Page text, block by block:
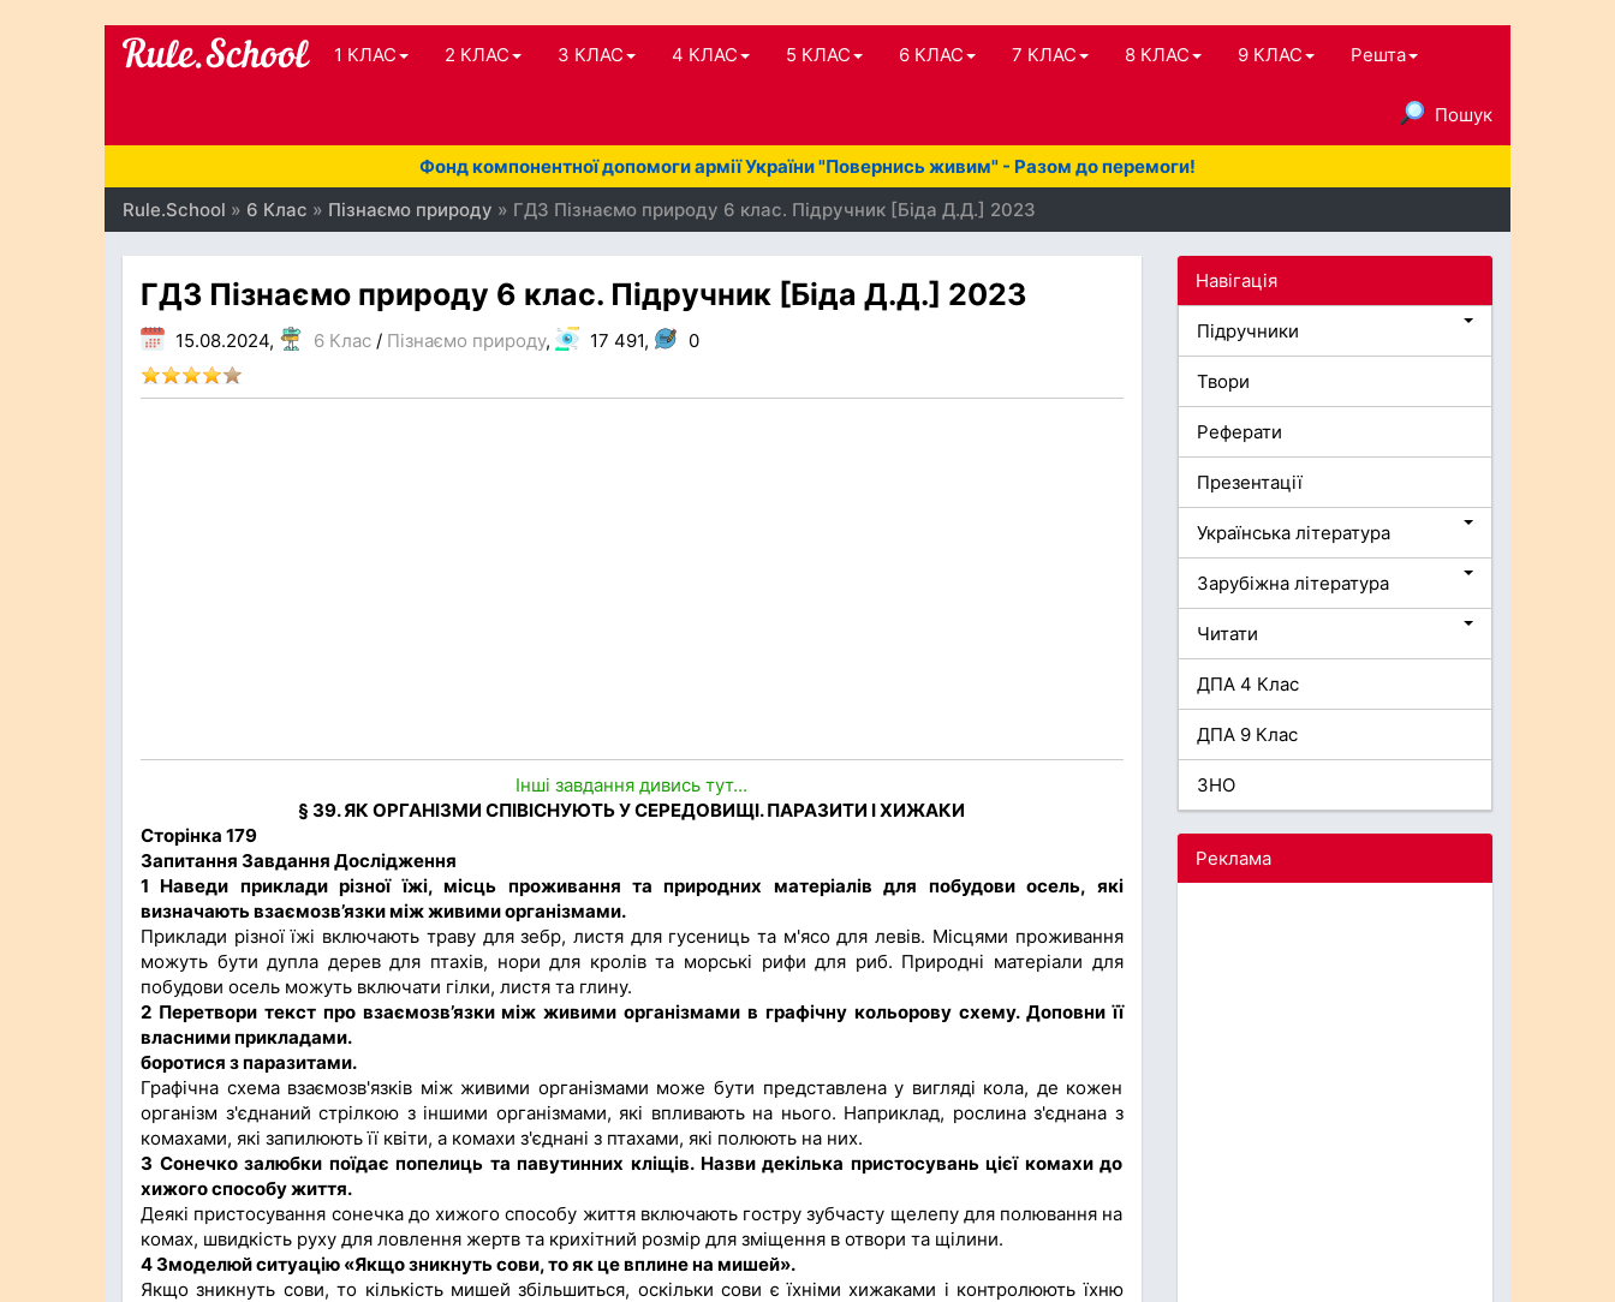
1 КЛАС 2 КЛАС 3 КЛАС 4 КЛАС 5 КЛАС 6 КЛАС 7 КЛАС 8 КЛАС 9 КЛАС Решта
Пошук
Фонд компонентної допомоги армії України "Повернись живим" - Разом до перемоги!
Rule.School » 6 Клас » Пізнаємо природу » ГДЗ Пізнаємо природу 6 клас. Підручник [Біда Д.Д.] 2023
ГДЗ Пізнаємо природу 6 клас. Підручник [Біда Д.Д.] 2023
15.08.2024, 6 Клас / Пізнаємо природу, 17 491, 0
Інші завдання дивись тут...
§ 39. ЯК ОРГАНІЗМИ СПІВІСНУЮТЬ У СЕРЕДОВИЩІ. ПАРАЗИТИ І ХИЖАКИ
Сторінка 179
Запитання Завдання Дослідження
1 Наведи приклади різної їжі, місць проживання та природних матеріалів для побудови осель, які
визначають взаємозв’язки між живими організмами.
Приклади різної їжі включають траву для зебр, листя для гусениць та м'ясо для левів. Місцями проживання
можуть бути дупла дерев для птахів, нори для кролів та морські рифи для риб. Природні матеріали для
побудови осель можуть включати гілки, листя та глину.
2 Перетвори текст про взаємозв’язки між живими організмами в графічну кольорову схему. Доповни її
власними прикладами.
боротися з паразитами.
Графічна схема взаємозв'язків між живими організмами може бути представлена у вигляді кола, де кожен
організм з'єднаний стрілкою з іншими організмами, які впливають на нього. Наприклад, рослина з'єднана з
комахами, які запилюють її квіти, а комахи з'єднані з птахами, які полюють на них.
3 Сонечко залюбки поїдає попелиць та павутинних кліщів. Назви декілька пристосувань цієї комахи до
хижого способу життя.
Деякі пристосування сонечка до хижого способу життя включають гостру зубчасту щелепу для полювання на
комах, швидкість руху для ловлення жертв та крихітний розмір для зміщення в отвори та щілини.
4 Змоделюй ситуацію «Якщо зникнуть сови, то як це вплине на мишей».
Якщо зникнуть сови, то кількість мишей збільшиться, оскільки сови є їхніми хижаками і контролюють їхню
Навігація
Підручники
Твори
Реферати
Презентації
Українська література
Зарубіжна література
Читати
ДПА 4 Клас
ДПА 9 Клас
ЗНО
Реклама